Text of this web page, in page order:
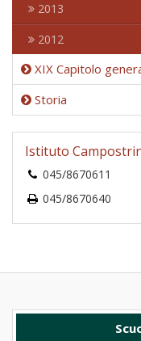
2013
2012
XIX Capitolo
Storia
Istituto
045/8670611
045/8670640